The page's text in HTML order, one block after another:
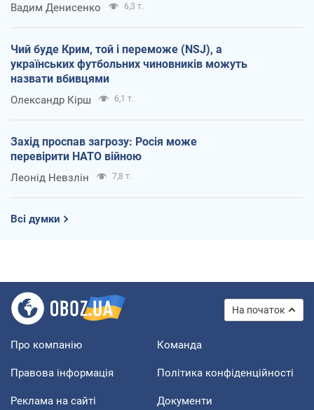
Вадим Денисенко 6,3 т.
Чий буде Крим, той і переможе (NSJ), а
українських футбольних чиновників можуть
назвати вбивцями
Олександр Кірш 6,1 т.
Захід проспав загрозу: Росія може
перевірити НАТО війною
Леонід Невзлін 7,8 т.
Всі думки
На початок
Про компанію Команда
Правова інформація Політика конфіденційності
Реклама на сайті Документи